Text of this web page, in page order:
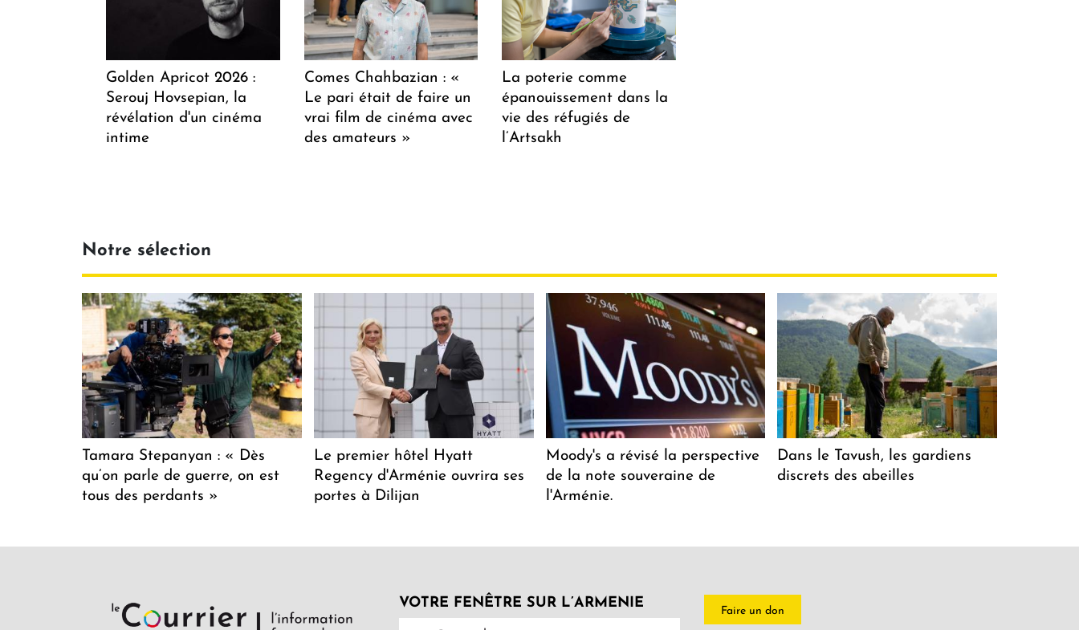
Golden Apricot 2026 :
Serouj Hovsepian, la
révélation d'un cinéma
intime
Comes Chahbazian : «
Le pari était de faire un
vrai film de cinéma avec
des amateurs »
La poterie comme
épanouissement dans la
vie des réfugiés de
l’Artsakh
Notre sélection
Tamara Stepanyan : « Dès
qu’on parle de guerre, on est
tous des perdants »
Le premier hôtel Hyatt
Regency d'Arménie ouvrira ses
portes à Dilijan
Moody's a révisé la perspective
de la note souveraine de
l'Arménie.
Dans le Tavush, les gardiens
discrets des abeilles
VOTRE FENÊTRE SUR L’ARMENIE
Faire un don